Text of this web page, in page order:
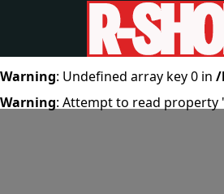
Warning: Undefined array key 0 in /
Warning: Attempt to read property